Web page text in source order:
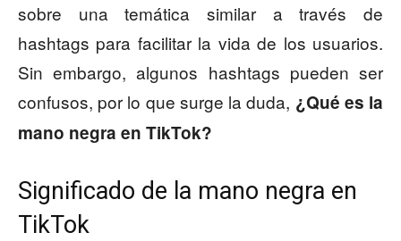
sobre una temática similar a través de
hashtags para facilitar la vida de los usuarios.
Sin embargo, algunos hashtags pueden ser
confusos, por lo que surge la duda, ¿Qué es la
mano negra en TikTok?
Significado de la mano negra en
TikTok